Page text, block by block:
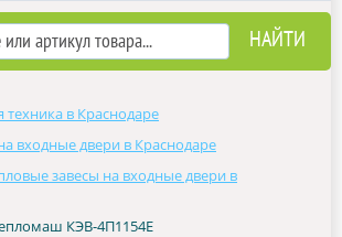
техника в Краснодаре
входные двери в Краснодаре
завесы на входные двери в
КЭВ-4П1154E